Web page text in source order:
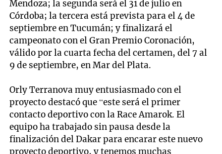
Mendoza; la segunda será el 31 de julio en
Córdoba; la tercera está prevista para el 4 de
septiembre en Tucumán; y finalizará el
campeonato con el Gran Premio Coronación,
válido por la cuarta fecha del certamen, del 7 al
9 de septiembre, en Mar del Plata.
Orly Terranova muy entusiasmado con el
proyecto destacó que “este será el primer
contacto deportivo con la Race Amarok. El
equipo ha trabajado sin pausa desde la
finalización del Dakar para encarar este nuevo
proyecto deportivo, y tenemos muchas